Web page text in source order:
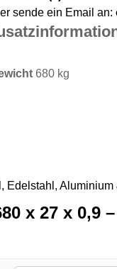
sende ein Email an:
680 kg
x 27 x 0,9